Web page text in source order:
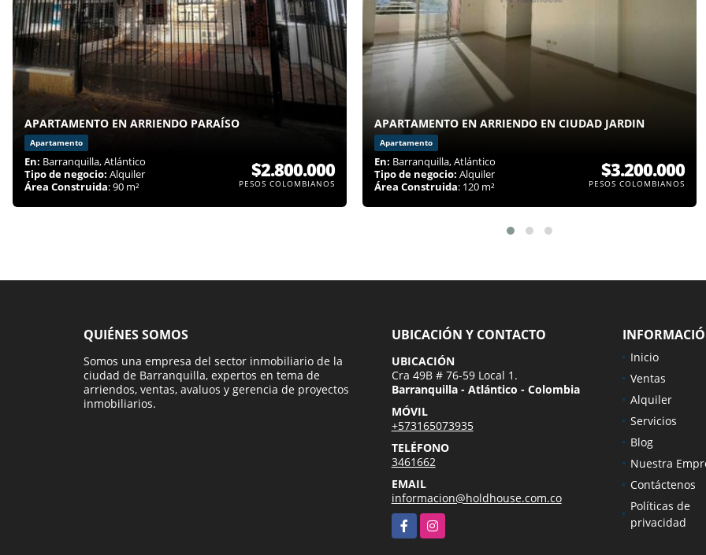
APARTAMENTO EN ARRIENDO PARAÍSO
Apartamento
En: Barranquilla, Atlántico
Tipo de negocio: Alquiler
Área Construida: 90 m²
$2.800.000
PESOS COLOMBIANOS
APARTAMENTO EN ARRIENDO EN CIUDAD JARDIN
Apartamento
En: Barranquilla, Atlántico
Tipo de negocio: Alquiler
Área Construida: 120 m²
$3.200.000
PESOS COLOMBIANOS
QUIÉNES SOMOS
Somos una empresa del sector inmobiliario de la
ciudad de Barranquilla, expertos en tema de
arriendos, ventas, avaluos y gerencia de proyectos
inmobiliarios.
UBICACIÓN Y CONTACTO
UBICACIÓN
Cra 49B # 76-59 Local 1.
Barranquilla - Atlántico - Colombia
MÓVIL
+573165073935
TELÉFONO
3461662
EMAIL
informacion@holdhouse.com.co
FacebookInstagram
Inicio
Ventas
Alquiler
Servicios
Blog
Nuestra
Contáctenos
Políticas de
privacidad